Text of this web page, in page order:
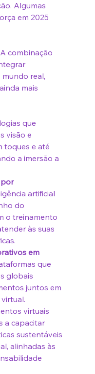
Algumas
em 2025
A combinação
real,
mais
que
visão e
toques e até
a imersão a
por
artificial
do
o treinamento
às suas
em
que
globais
juntos em
virtuais
a capacitar
sustentáveis
alinhadas às